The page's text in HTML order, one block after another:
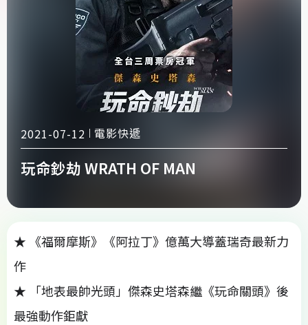
2021-07-12 電影快遞
玩命鈔劫 WRATH OF MAN
★ 《福爾摩斯》《阿拉丁》億萬大導蓋瑞奇最新力
作
★ 「地表最帥光頭」傑森史塔森繼《玩命關頭》後
最強動作鉅獻